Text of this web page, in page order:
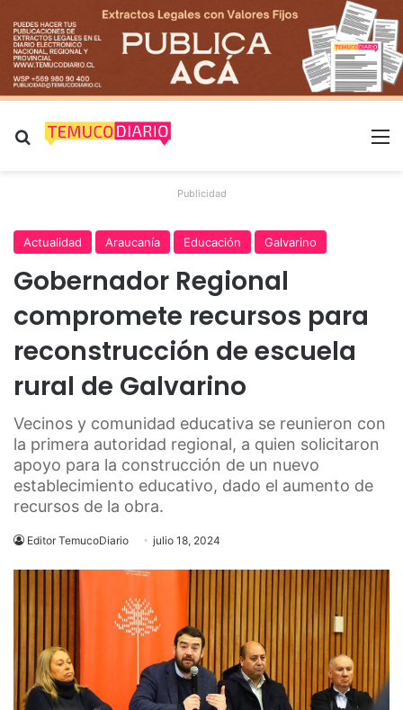
Buscar por
Publicidad
Actualidad Araucanía Educación Galvarino
Gobernador Regional
compromete recursos para
reconstrucción de escuela
rural de Galvarino
Vecinos y comunidad educativa se reunieron con
la primera autoridad regional, a quien solicitaron
apoyo para la construcción de un nuevo
establecimiento educativo, dado el aumento de
recursos de la obra.
Editor TemucoDiario julio 18, 2024